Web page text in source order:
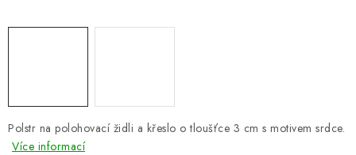
NOVINKY
Nákup na splátky ESSOX
Polstr na polohovací židli a křeslo o tloušťce 3 cm s motivem srdce.
Více informací